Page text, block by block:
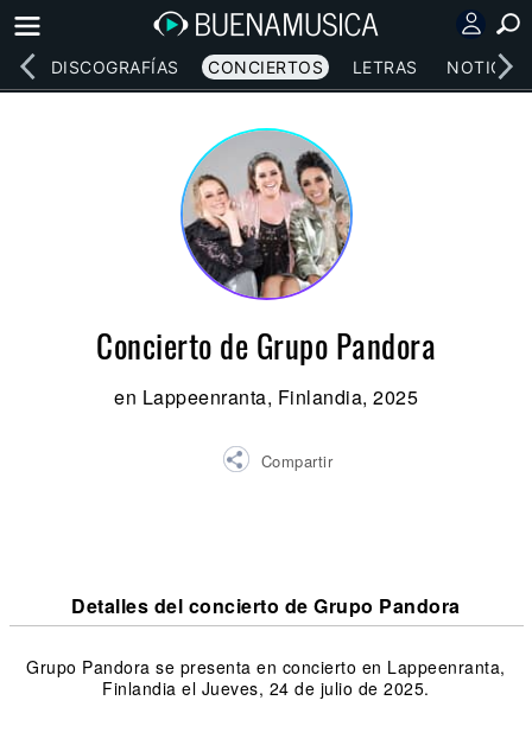
DISCOGRAFÍAS CONCIERTOS LETRAS NOTICIAS
Concierto de Grupo Pandora
en Lappeenranta, Finlandia, 2025
Compartir
Detalles del concierto de Grupo Pandora
Grupo Pandora se presenta en concierto en Lappeenranta,
Finlandia el Jueves, 24 de julio de 2025.